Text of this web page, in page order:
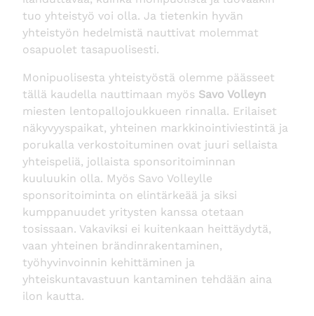
tuo yhteistyö voi olla. Ja tietenkin hyvän
yhteistyön hedelmistä nauttivat molemmat
osapuolet tasapuolisesti.
Monipuolisesta yhteistyöstä olemme päässeet
tällä kaudella nauttimaan myös Savo Volleyn
miesten lentopallojoukkueen rinnalla. Erilaiset
näkyvyyspaikat, yhteinen markkinointiviestintä ja
porukalla verkostoituminen ovat juuri sellaista
yhteispeliä, jollaista sponsoritoiminnan
kuuluukin olla. Myös Savo Volleylle
sponsoritoiminta on elintärkeää ja siksi
kumppanuudet yritysten kanssa otetaan
tosissaan. Vakaviksi ei kuitenkaan heittäydytä,
vaan yhteinen brändinrakentaminen,
työhyvinvoinnin kehittäminen ja
yhteiskuntavastuun kantaminen tehdään aina
ilon kautta.